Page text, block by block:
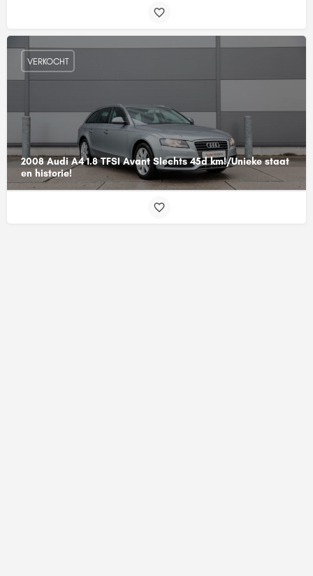
2008 Audi A4 1.8 TFSI Avant Slechts 45d km!/Unieke staat
en historie!
VERKOCHT